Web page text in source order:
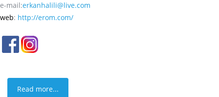
e-mail:erkanhalili@live.com
web: http://erom.com/
Read more...